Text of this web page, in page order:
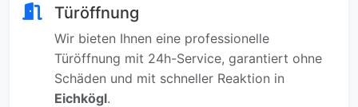
Türöffnung
Wir bieten Ihnen eine professionelle
Türöffnung mit 24h-Service, garantiert ohne
Schäden und mit schneller Reaktion in
Eichkögl.